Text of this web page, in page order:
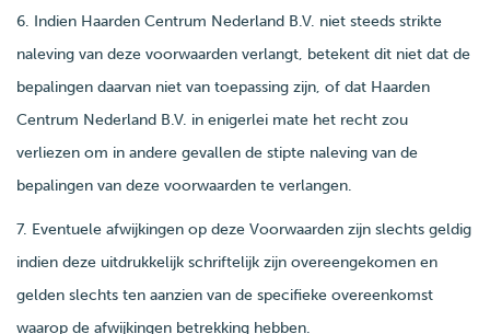
6. Indien Haarden Centrum Nederland B.V. niet steeds strikte
naleving van deze voorwaarden verlangt, betekent dit niet dat de
bepalingen daarvan niet van toepassing zijn, of dat Haarden
Centrum Nederland B.V. in enigerlei mate het recht zou
verliezen om in andere gevallen de stipte naleving van de
bepalingen van deze voorwaarden te verlangen.
7. Eventuele afwijkingen op deze Voorwaarden zijn slechts geldig
indien deze uitdrukkelijk schriftelijk zijn overeengekomen en
gelden slechts ten aanzien van de specifieke overeenkomst
waarop de afwijkingen betrekking hebben.